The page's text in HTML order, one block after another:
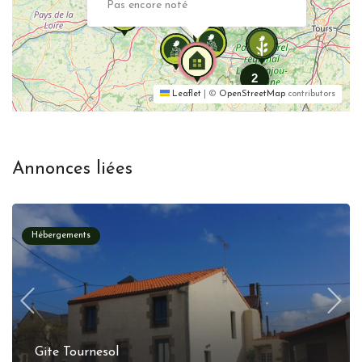
2
Pas encore noté
Leaflet © OpenStreetMap contributors
Annonces liées
Hébergements
Gite Tournesol